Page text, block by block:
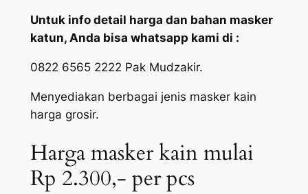
Untuk info detail harga dan bahan masker
katun, Anda bisa whatsapp kami di :
0822 6565 2222 Pak Mudzakir.
Menyediakan berbagai jenis masker kain
harga grosir.
Harga masker kain mulai
Rp 2.300,- per pcs